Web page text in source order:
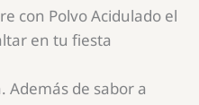
con Polvo Acidulado el
en tu fiesta
Además de sabor a